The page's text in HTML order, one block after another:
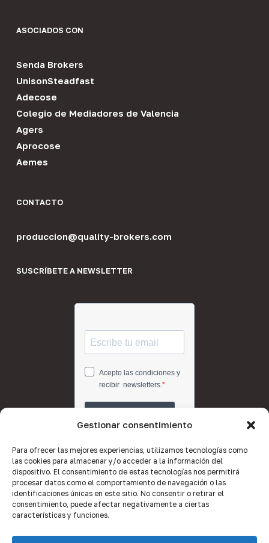
Gestionar consentimiento
Para ofrecer las mejores experiencias, utilizamos tecnologías como
las cookies para almacenar y/o acceder a la información del
dispositivo. El consentimiento de estas tecnologías nos permitirá
procesar datos como el comportamiento de navegación o las
identificaciones únicas en este sitio. No consentir o retirar el
consentimiento, puede afectar negativamente a ciertas
características y funciones.
ASOCIADOS CON
Senda Brokers
UnisonSteadfast
Adecose
Colegio de Mediadores de Valencia
Agers
Aprocose
Aemes
CONTACTO
produccion@quality-brokers.com
SUSCRÍBETE A NEWSLETTER